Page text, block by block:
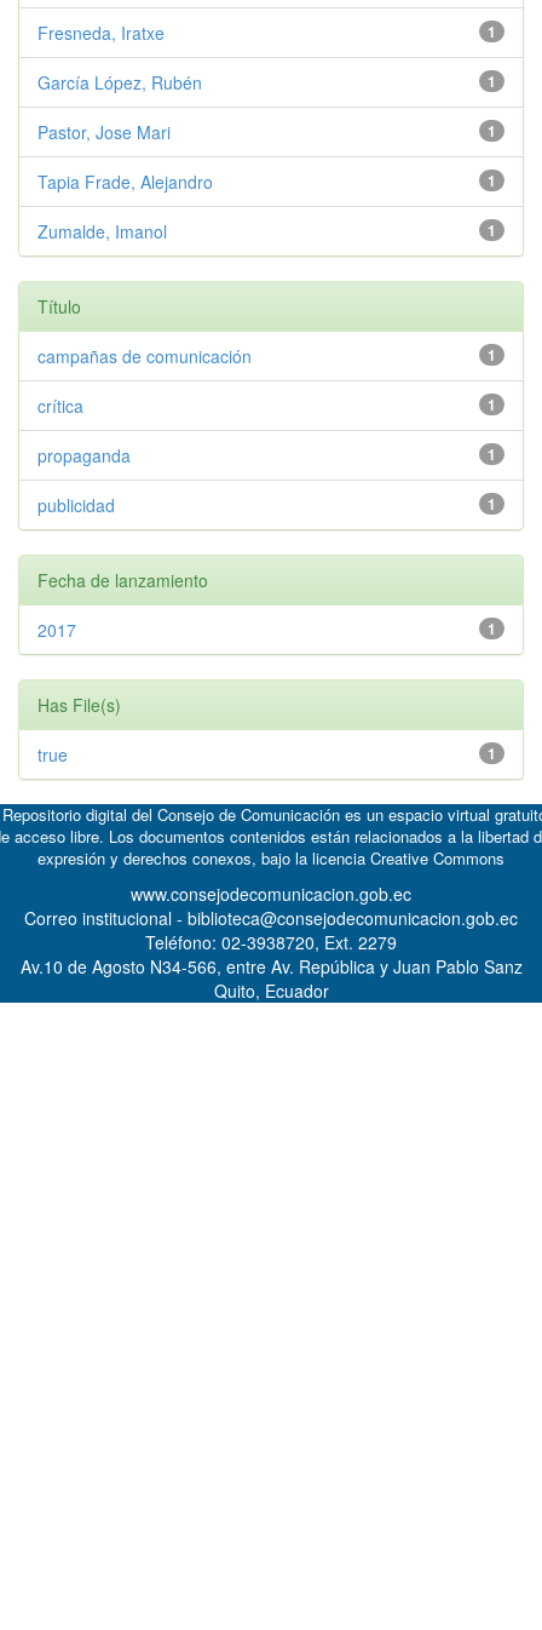
1
Fresneda, Iratxe
1
García López, Rubén
1
Pastor, Jose Mari
1
Tapia Frade, Alejandro
1
Zumalde, Imanol
Título
1
campañas de comunicación
1
crítica
1
propaganda
1
publicidad
Fecha de lanzamiento
1
2017
Has File(s)
1
true
digital del Consejo de Comunicación es un espacio virtual
acceso libre. Los documentos contenidos están relacionados a la libertad
expresión y derechos conexos, bajo la licencia Creative Commons
www.consejodecomunicacion.gob.ec
Correo institucional - biblioteca@consejodecomunicacion.gob.ec
Teléfono: 02-3938720, Ext. 2279
Av.10 de Agosto N34-566, entre Av. República y Juan Pablo Sanz
Quito, Ecuador